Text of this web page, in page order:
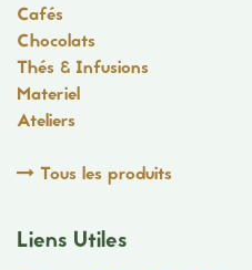
Cafés
Chocolats
Thés & Infusions
Materiel
Ateliers
Tous les produits
Liens Utiles